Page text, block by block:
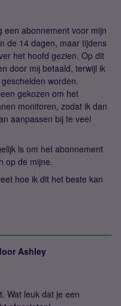
een abonnement voor mijn
de 14 dagen, maar tijdens
het hoofd gezien. Op dit
door mij betaald, terwijl ik
worden.
gekozen om het
monitoren, zodat ik dan
aanpassen bij te veel
is om het abonnement
op de mijne.
hoe ik dit het beste kan
Ashley
Wat leuk dat je een